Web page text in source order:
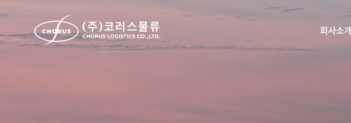
회사소개